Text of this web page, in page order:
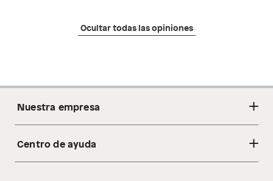
Ocultar todas las opiniones
Nuestra empresa
Acerca de nosotros
Centro de ayuda